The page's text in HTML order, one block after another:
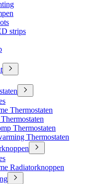
strips
Thermostaten
Thermostaten
Thermostaten
Radiatorknoppen